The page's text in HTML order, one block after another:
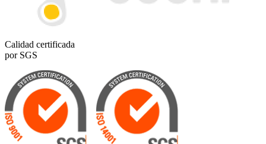
Calidad certificada
por SGS